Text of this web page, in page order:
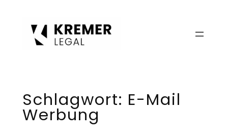
Schlagwort: E-Mail
Werbung